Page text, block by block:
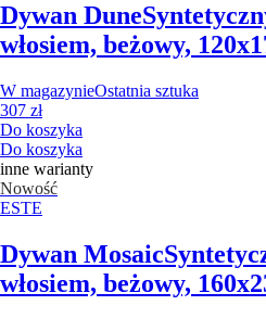
Dywan Dune
włosiem, beżowy,
W magazynieOstatnia sztuka
307 zł
Do koszyka
Do koszyka
inne warianty
Nowość
ESTE
Dywan Mosaic
włosiem, beżowy,